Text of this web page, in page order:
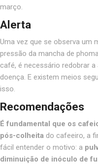
março.
Alerta
Uma vez que se observa um
pressão da mancha de
café, é necessário redobrar
doença. E existem meios
isso.
Recomendações
É fundamental que os
pós-colheita do cafeeiro, a
fácil entender o motivo: a
diminuição de inóculo de